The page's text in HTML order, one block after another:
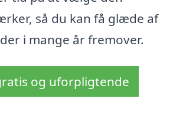
så du kan få glæde af
i mange år fremover.
og uforpligtende